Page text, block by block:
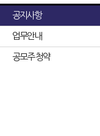
공지사항
업무안내
공모주 청약